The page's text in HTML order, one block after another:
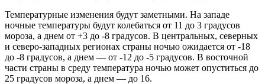
Температурные изменения будут заметными. На западе
ночные температуры будут колебаться от 11 до 3 градусов
мороза, а днем от +3 до -8 градусов. В центральных, северных
и северо-западных регионах страны ночью ожидается от -18
до -8 градусов, а днем — от -12 до -5 градусов. В восточной
части страны в среду температура ночью может опуститься до
25 градусов мороза, а днем — до 16.